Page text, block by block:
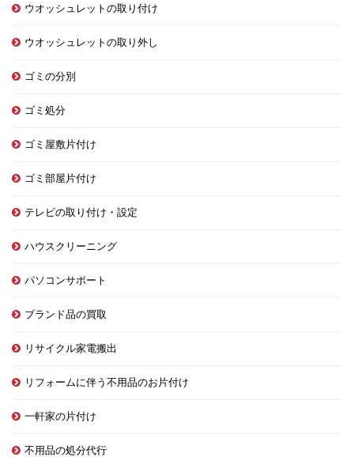
ウオッシュレットの取り付け
ウオッシュレットの取り外し
ゴミの分別
ゴミ処分
ゴミ屋敷片付け
ゴミ部屋片付け
テレビの取り付け・設定
ハウスクリーニング
パソコンサポート
ブランド品の買取
リサイクル家電搬出
リフォームに伴う不用品のお片付け
一軒家の片付け
不用品の処分代行